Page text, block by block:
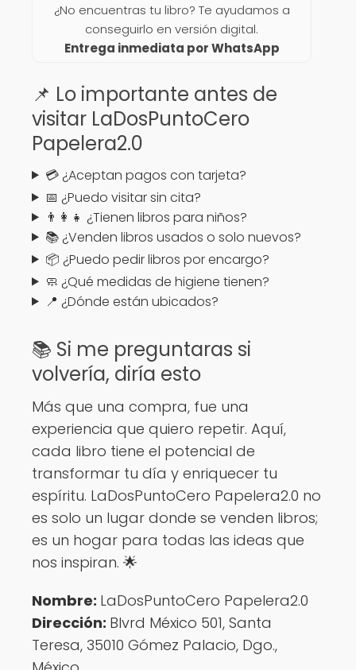
¿No encuentras tu libro? Te ayudamos a
conseguirlo en versión digital.
Entrega inmediata por WhatsApp
📌 Lo importante antes de
visitar LaDosPuntoCero
Papelera2.0
💳 ¿Aceptan pagos con tarjeta?
📅 ¿Puedo visitar sin cita?
👨‍👩‍👧 ¿Tienen libros para niños?
📚 ¿Venden libros usados o solo nuevos?
📦 ¿Puedo pedir libros por encargo?
🧼 ¿Qué medidas de higiene tienen?
📍 ¿Dónde están ubicados?
📚 Si me preguntaras si
volvería, diría esto
Más que una compra, fue una
experiencia que quiero repetir. Aquí,
cada libro tiene el potencial de
transformar tu día y enriquecer tu
espíritu. LaDosPuntoCero Papelera2.0 no
es solo un lugar donde se venden libros;
es un hogar para todas las ideas que
nos inspiran. 🌟
Nombre: LaDosPuntoCero Papelera2.0
Dirección: Blvrd México 501, Santa
Teresa, 35010 Gómez Palacio, Dgo.,